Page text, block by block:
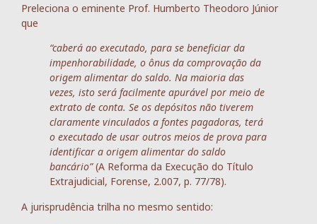
Preleciona o eminente Prof. Humberto Theodoro Júnior
que
“caberá ao executado, para se beneficiar da
impenhorabilidade, o ônus da comprovação da
origem alimentar do saldo. Na maioria das
vezes, isto será facilmente apurável por meio de
extrato de conta. Se os depósitos não tiverem
claramente vinculados a fontes pagadoras, terá
o executado de usar outros meios de prova para
identificar a origem alimentar do saldo
bancário”(A Reforma da Execução do Título
Extrajudicial, Forense, 2.007, p. 77/78).
A jurisprudência trilha no mesmo sentido: